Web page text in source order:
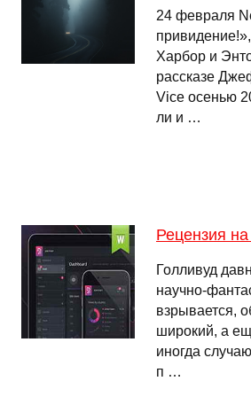
24 февраля
Харбор и
рассказе
Vice осенью
ли и …
Рецензия
Голливуд
научно-
взрывается,
широкий, а
иногда
п …